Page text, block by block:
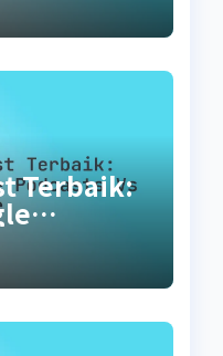
Terbaik: